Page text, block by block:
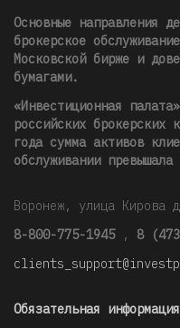
Основные направления
брокерское
Московской бирже и
бумагами.
«Инвестиционная
российских
года сумма активов
обслуживании
Воронеж, улица Кирова
8-800-775-1945 , 8
Обязательная информация